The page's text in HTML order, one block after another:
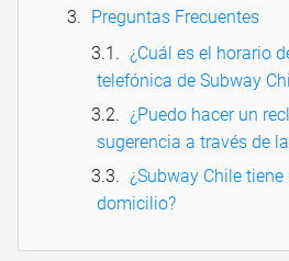
Preguntas Frecuentes
¿Cuál es el horario
telefónica de Subway
¿Puedo hacer un
sugerencia a través de
¿Subway Chile
domicilio?